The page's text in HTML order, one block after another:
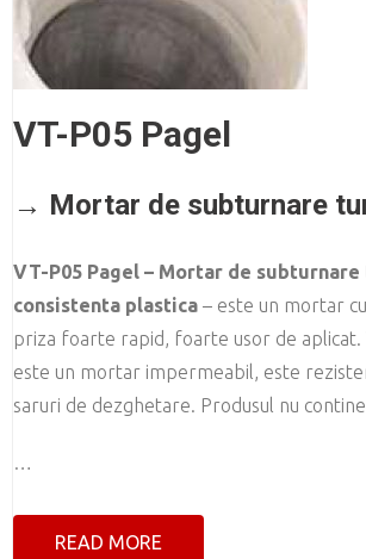
VT-P05 Pagel
→ Mortar de subturnare
VT-P05 Pagel – Mortar de
consistenta plastica – este un mortar
priza foarte rapid, foarte usor de aplicat.
este un mortar impermeabil, este
saruri de dezghetare. Produsul nu
…
READ MORE